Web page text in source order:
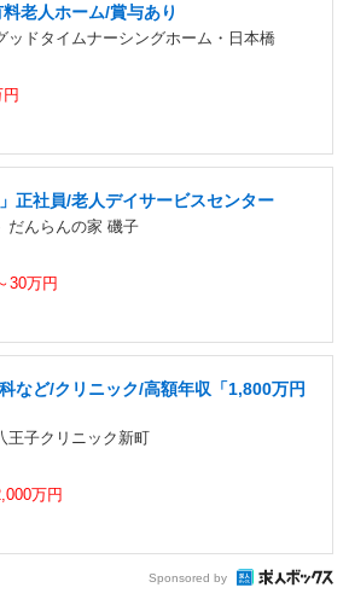
老人ホーム/賞与あり
ッドタイムナーシングホーム・日本橋
正社員/老人デイサービスセンター
だんらんの家 磯子
30万円
など/クリニック/高額年収「1,800万円
王子クリニック新町
万円
Sponsored by